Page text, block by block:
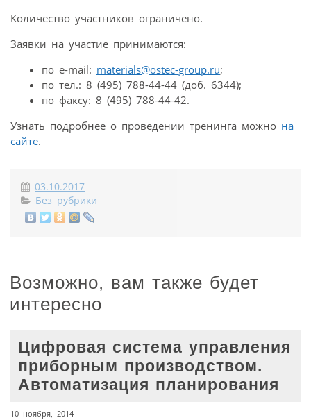
Количество участников ограничено.
Заявки на участие принимаются:
по e-mail: materials@ostec-group.ru;
по тел.: 8 (495) 788-44-44 (доб. 6344);
по факсу: 8 (495) 788-44-42.
Узнать подробнее о проведении тренинга можно на
сайте.
03.10.2017
Без рубрики
Возможно, вам также будет
интересно
Цифровая система управления
приборным производством.
Автоматизация планирования
10 ноября, 2014